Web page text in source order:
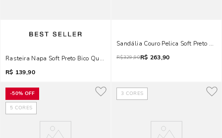
Rasteira Napa Soft Preto Bico Quadrado
R$ 139,90
Sandália Couro Pelica Soft Preto
R$329,90R$ 263,90
-50% OFF
5 CORES
3 CORES